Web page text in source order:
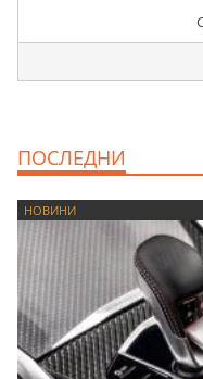
ПОСЛЕДНИ
НОВИНИ